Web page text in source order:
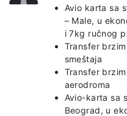
Avio karta sa
– Male, u
i 7kg ručnog
Transfer
smeštaja
Transfer
aerodroma
Avio-karta sa
Beograd, u